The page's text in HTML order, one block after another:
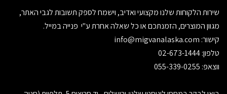
שירות הלקוחות שלנו מקצועי ואדיב, וישמח לספק תשובות לגבי האתר,
מגוון המוצרים, הזמנתכם או כל שאלה אחרת ע"י פנייה במייל.
קישור:
טלפון: 02-673-1444
ווצאפ: 055-339-0255